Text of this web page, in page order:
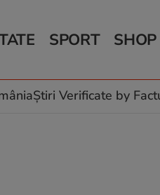
SPORT SHOP
Știri Verificate by